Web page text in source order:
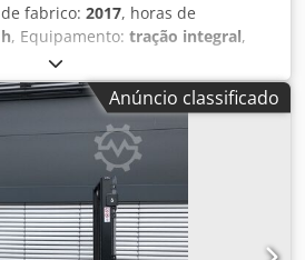
fabrico: 2017, horas de
, Equipamento: tração integral,
não proveniente de uma
com ar condicionado. *
GARRA/PINÇA * Pá de limpeza
opção, em estoque com um
de uma pequena
* Versão alemã * Apenas 1350
de borracha * Inspeção geral
Aqezr Avvovsf * Motor diesel
* Tubulação para
Anúncio classificado